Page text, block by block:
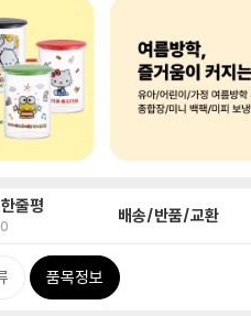
줄평
0 배송/반품/교환
품목정보